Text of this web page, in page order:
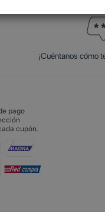
¡Cuéntanos cómo
pago
cupón.